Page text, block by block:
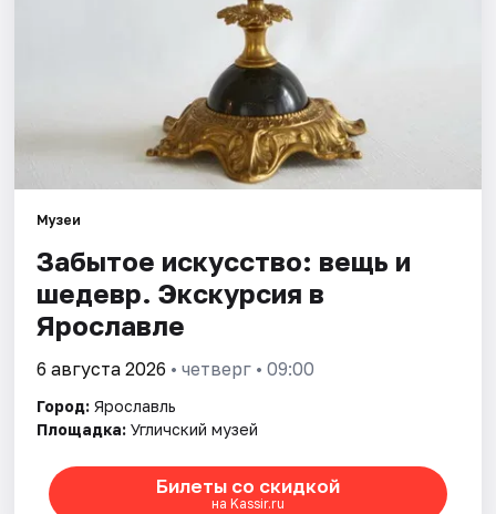
Музеи
Забытое искусство: вещь и
шедевр. Экскурсия в
Ярославле
6 августа 2026 • четверг • 09:00
Город: Ярославль
Площадка: Угличский музей
Билеты со скидкой
на Kassir.ru